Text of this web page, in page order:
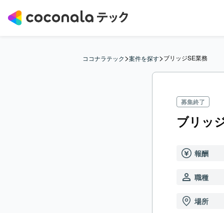
ココナラテック>案件を探す>ブリッジSE業務
募集終了
ブリッ
報酬
職種
場所